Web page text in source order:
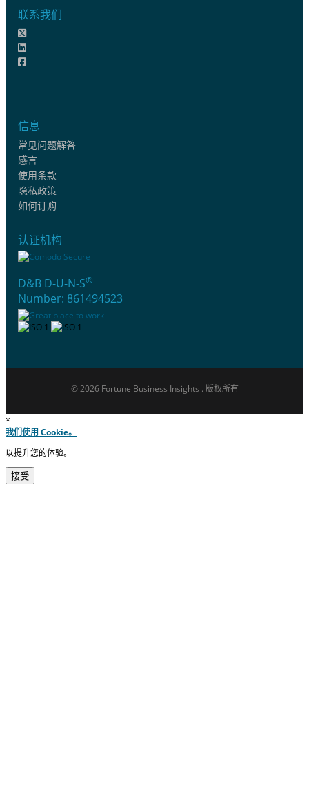
联系我们
信息
常见问题解答
感言
使用条款
隐私政策
如何订购
认证机构
D&B D-U-N-S®
Number: 861494523
© 2026 Fortune Business Insights . 版权所有
×
我们使用 Cookie。
以提升您的体验。
接受